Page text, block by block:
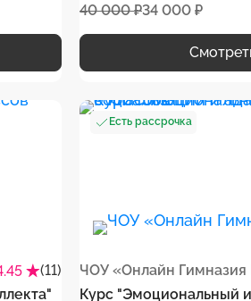
40 000 ₽34 000 ₽
(11)
Есть рассрочка
ЧОУ «Онлайн
Курс "Эмоциональный